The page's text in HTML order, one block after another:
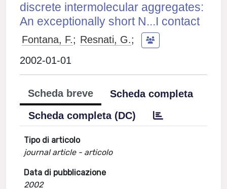
discrete intermolecular aggregates:
An exceptionally short N...I contact
Fontana, F.; Resnati, G.;
2002-01-01
Scheda breve
Scheda completa
Scheda completa (DC)
Tipo di articolo
journal article - articolo
Data di pubblicazione
2002